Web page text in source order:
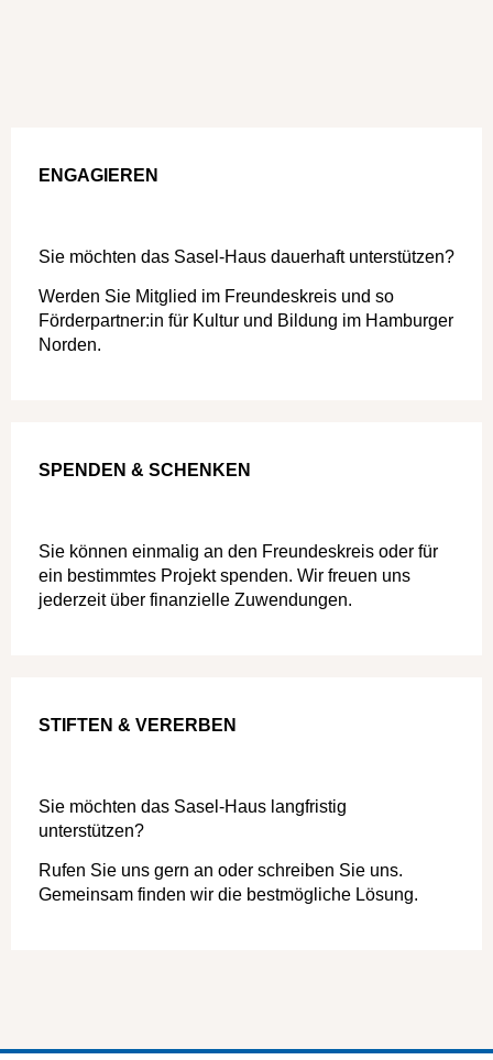
ENGAGIEREN
Sie möchten das Sasel-Haus dauerhaft unterstützen?
Werden Sie Mitglied im Freundeskreis und so
Förderpartner:in für Kultur und Bildung im Hamburger
Norden.
SPENDEN & SCHENKEN
Sie können einmalig an den Freundeskreis oder für
ein bestimmtes Projekt spenden. Wir freuen uns
jederzeit über finanzielle Zuwendungen.
STIFTEN & VERERBEN
Sie möchten das Sasel-Haus langfristig
unterstützen?
Rufen Sie uns gern an oder schreiben Sie uns.
Gemeinsam finden wir die bestmögliche Lösung.